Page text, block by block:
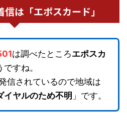
は「エポスカード」
は調べたところエポスカ
すね。
信されているので地域は
イヤルのため不明 」です。